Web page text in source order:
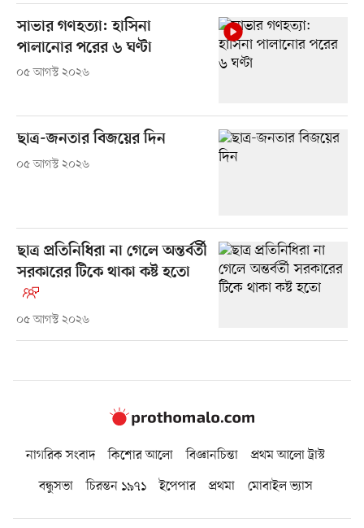
সাভার গণহত্যা: হাসিনা
পালানোর পরের ৬ ঘণ্টা
০৫ আগস্ট ২০২৬
ছাত্র-জনতার বিজয়ের দিন
০৫ আগস্ট ২০২৬
ছাত্র প্রতিনিধিরা না গেলে অন্তর্বর্তী
সরকারের টিকে থাকা কষ্ট হতো
০৫ আগস্ট ২০২৬
নাগরিক সংবাদ কিশোর আলো বিজ্ঞানচিন্তা
প্রথম আলো ট্রাস্ট
বন্ধুসভা
চিরন্তন ১৯৭১ ইপেপার প্রথমা মোবাইল ভ্যাস